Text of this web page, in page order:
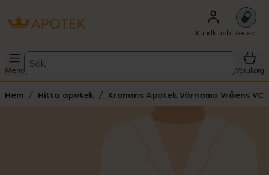
Kundklubb Recept
Meny
Sök
Varukorg
Hem Hitta apotek Kronans Apotek Värnamo Vråens VC